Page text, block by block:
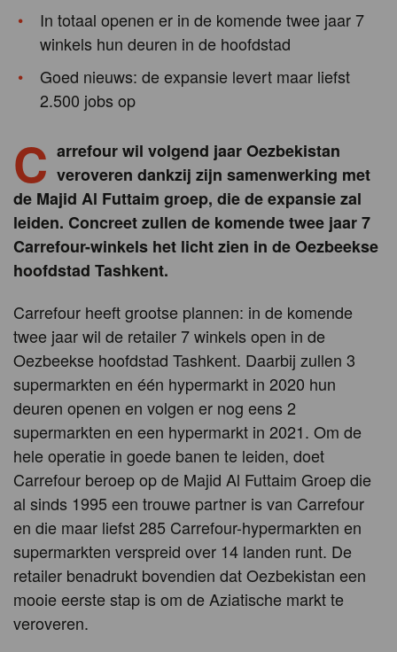
In totaal openen er in de komende twee jaar 7
winkels hun deuren in de hoofdstad
Goed nieuws: de expansie levert maar liefst
2.500 jobs op
C arrefour wil volgend jaar Oezbekistan
veroveren dankzij zijn samenwerking met
de Majid Al Futtaim groep, die de expansie zal
leiden. Concreet zullen de komende twee jaar 7
Carrefour-winkels het licht zien in de Oezbeekse
hoofdstad Tashkent.
Carrefour heeft grootse plannen: in de komende
twee jaar wil de retailer 7 winkels open in de
Oezbeekse hoofdstad Tashkent. Daarbij zullen 3
supermarkten en één hypermarkt in 2020 hun
deuren openen en volgen er nog eens 2
supermarkten en een hypermarkt in 2021. Om de
hele operatie in goede banen te leiden, doet
Carrefour beroep op de Majid Al Futtaim Groep die
al sinds 1995 een trouwe partner is van Carrefour
en die maar liefst 285 Carrefour-hypermarkten en
supermarkten verspreid over 14 landen runt. De
retailer benadrukt bovendien dat Oezbekistan een
mooie eerste stap is om de Aziatische markt te
veroveren.